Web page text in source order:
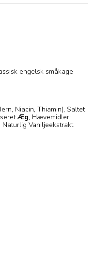
engelsk småkage
Niacin, Thiamin), Saltet
Æg, Hævemidler:
Vaniljeekstrakt.